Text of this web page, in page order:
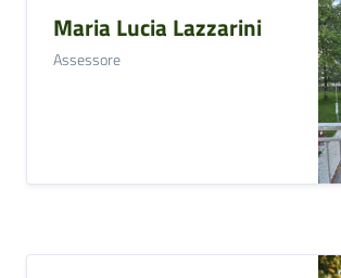
Maria Lucia Lazzarini
Assessore